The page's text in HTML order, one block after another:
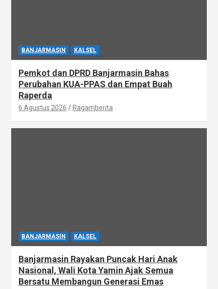
BANJARMASIN KALSEL
Pemkot dan DPRD Banjarmasin Bahas
Perubahan KUA-PPAS dan Empat Buah
Raperda
6 Agustus 2026 Ragamberita
BANJARMASIN KALSEL
Banjarmasin Rayakan Puncak Hari Anak
Nasional, Wali Kota Yamin Ajak Semua
Bersatu Membangun Generasi Emas